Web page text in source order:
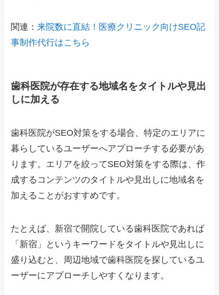
関連：来院数に直結！医療クリニック向けSEO記
事制作代行はこちら
歯科医院が存在する地域名をタイトルや見出
しに加える
歯科医院がSEO対策をする場合、特定のエリアに
暮らしているユーザーへアプローチする必要があ
ります。エリアを絞ってSEO対策をする際は、作
成するコンテンツのタイトルや見出しに地域名を
加えることがおすすめです。
たとえば、新宿で開院している歯科医院であれば
「新宿」というキーワードをタイトルや見出しに
盛り込むと、周辺地域で歯科医院を探しているユ
ーザーにアプローチしやすくなります。